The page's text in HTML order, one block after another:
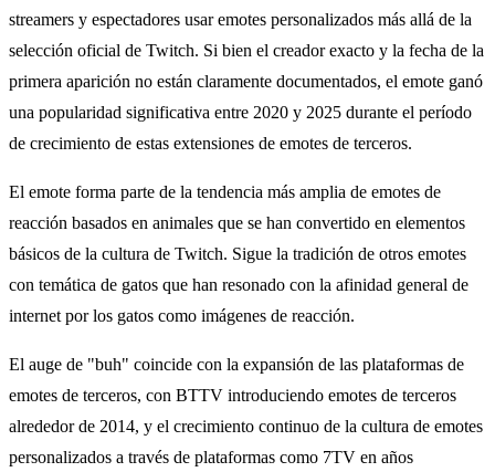
streamers y espectadores usar emotes personalizados más allá de la
selección oficial de Twitch. Si bien el creador exacto y la fecha de la
primera aparición no están claramente documentados, el emote ganó
una popularidad significativa entre 2020 y 2025 durante el período
de crecimiento de estas extensiones de emotes de terceros.
El emote forma parte de la tendencia más amplia de emotes de
reacción basados en animales que se han convertido en elementos
básicos de la cultura de Twitch. Sigue la tradición de otros emotes
con temática de gatos que han resonado con la afinidad general de
internet por los gatos como imágenes de reacción.
El auge de "buh" coincide con la expansión de las plataformas de
emotes de terceros, con BTTV introduciendo emotes de terceros
alrededor de 2014, y el crecimiento continuo de la cultura de emotes
personalizados a través de plataformas como 7TV en años